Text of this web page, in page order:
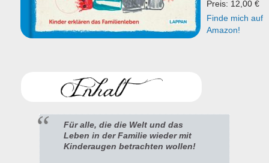
Preis: 12,00 €
Finde mich auf
Amazon!
Für alle, die die Welt und das
Leben in der Familie wieder mit
Kinderaugen betrachten wollen!